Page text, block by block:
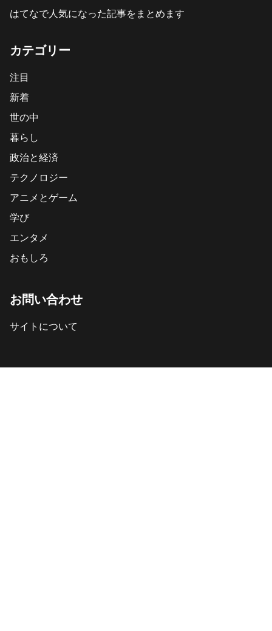
はてなで人気になった記事をまとめます
カテゴリー
注目
新着
世の中
暮らし
政治と経済
テクノロジー
アニメとゲーム
学び
エンタメ
おもしろ
お問い合わせ
サイトについて